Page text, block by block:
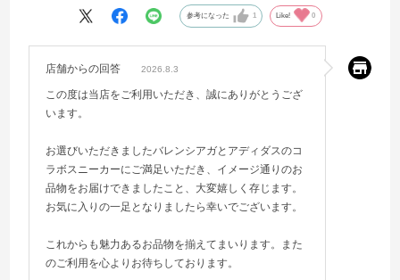
参考になった 1 Like! 0
店舗からの回答 2026.8.3
この度は当店をご利用いただき、誠にありがとうござ
います。
お選びいただきましたバレンシアガとアディダスのコ
ラボスニーカーにご満足いただき、イメージ通りのお
品物をお届けできましたこと、大変嬉しく存じます。
お気に入りの一足となりましたら幸いでございます。
これからも魅力あるお品物を揃えてまいります。また
のご利用を心よりお待ちしております。